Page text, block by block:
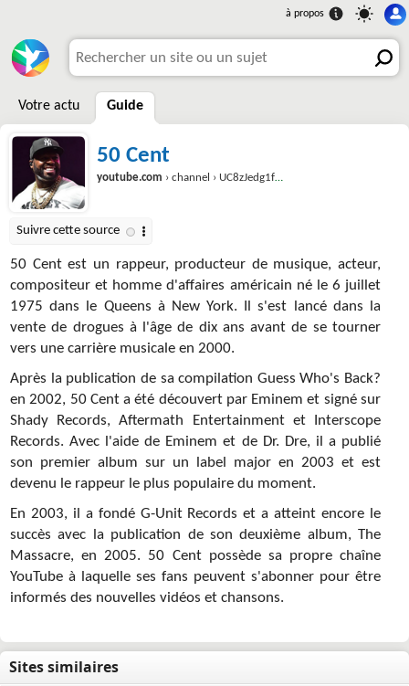
Votre actu Guide
50 Cent
youtube.com › channel › UC8zJedg1f4sKnyuHWeS6vyw
50 Cent est un rappeur, producteur de musique, acteur,
compositeur et homme d'affaires américain né le 6 juillet
1975 dans le Queens à New York. Il s'est lancé dans la
vente de drogues à l'âge de dix ans avant de se tourner
vers une carrière musicale en 2000.
Après la publication de sa compilation Guess Who's Back?
en 2002, 50 Cent a été découvert par Eminem et signé sur
Shady Records, Aftermath Entertainment et Interscope
Records. Avec l'aide de Eminem et de Dr. Dre, il a publié
son premier album sur un label major en 2003 et est
devenu le rappeur le plus populaire du moment.
En 2003, il a fondé G-Unit Records et a atteint encore le
succès avec la publication de son deuxième album, The
Massacre, en 2005. 50 Cent possède sa propre chaîne
YouTube à laquelle ses fans peuvent s'abonner pour être
informés des nouvelles vidéos et chansons.